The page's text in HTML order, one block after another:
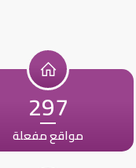
297
مواقع مفعلة